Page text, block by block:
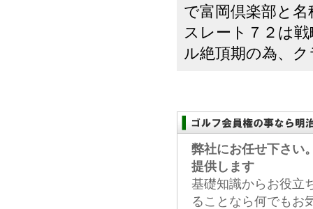
で富岡倶楽部と
スレート７２は
ル絶頂期の為、
弊社にお任せ下さい
提供します
基礎知識からお役立
ることなら何でもお